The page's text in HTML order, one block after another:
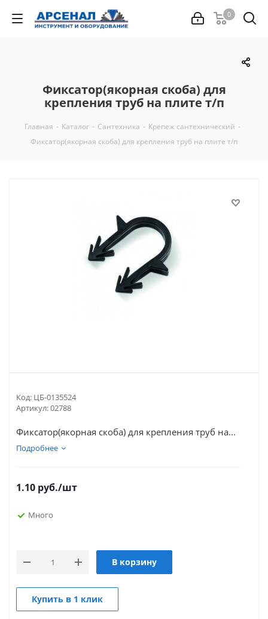
0
Фиксатор(якорная скоба) для
крепления труб на плите т/п
Главная - Каталог - Сантехника - Крепеж сантехнический -
Фиксатор(якорная скоба) для крепления труб на плите т/п
Код: ЦБ-0135524
Артикул:02788
Фиксатор(якорная скоба) для крепления труб на...
Подробнее
1.10 руб./шт
Много
В корзину
Купить в 1 клик